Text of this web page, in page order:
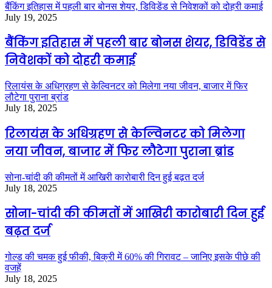
बैंकिंग इतिहास में पहली बार बोनस शेयर, डिविडेंड से निवेशकों को दोहरी कमाई
July 19, 2025
बैंकिंग इतिहास में पहली बार बोनस शेयर, डिविडेंड से
निवेशकों को दोहरी कमाई
रिलायंस के अधिग्रहण से केल्विनटर को मिलेगा नया जीवन, बाजार में फिर
लौटेगा पुराना ब्रांड
July 18, 2025
रिलायंस के अधिग्रहण से केल्विनटर को मिलेगा
नया जीवन, बाजार में फिर लौटेगा पुराना ब्रांड
सोना-चांदी की कीमतों में आखिरी कारोबारी दिन हुई बढ़त दर्ज
July 18, 2025
सोना-चांदी की कीमतों में आखिरी कारोबारी दिन हुई
बढ़त दर्ज
गोल्ड की चमक हुई फीकी, बिक्री में 60% की गिरावट – जानिए इसके पीछे की
वजहें
July 18, 2025